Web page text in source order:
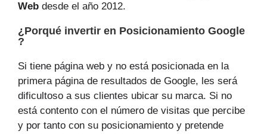
Web desde el año 2012.
¿Porqué invertir en Posicionamiento Google
?
Si tiene página web y no está posicionada en la
primera página de resultados de Google, les será
dificultoso a sus clientes ubicar su marca. Si no
está contento con el número de visitas que percibe
y por tanto con su posicionamiento y pretende